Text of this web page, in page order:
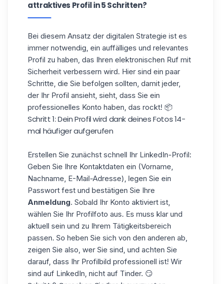
attraktives Profil in 5 Schritten?
Bei diesem Ansatz der digitalen Strategie ist es
immer notwendig, ein auffälliges und relevantes
Profil zu haben, das Ihren elektronischen Ruf mit
Sicherheit verbessern wird. Hier sind ein paar
Schritte, die Sie befolgen sollten, damit jeder,
der Ihr Profil ansieht, sieht, dass Sie ein
professionelles Konto haben, das rockt! 📦
Schritt 1: Dein Profil wird dank deines Fotos 14-
mal häufiger aufgerufen
Erstellen Sie zunächst schnell Ihr LinkedIn-Profil:
Geben Sie Ihre Kontaktdaten ein (Vorname,
Nachname, E-Mail-Adresse), legen Sie ein
Passwort fest und bestätigen Sie Ihre
Anmeldung. Sobald Ihr Konto aktiviert ist,
wählen Sie Ihr Profilfoto aus. Es muss klar und
aktuell sein und zu Ihrem Tätigkeitsbereich
passen. So heben Sie sich von den anderen ab,
zeigen Sie also, wer Sie sind, und achten Sie
darauf, dass Ihr Profilbild professionell ist! Wir
sind auf LinkedIn, nicht auf Tinder. 😏